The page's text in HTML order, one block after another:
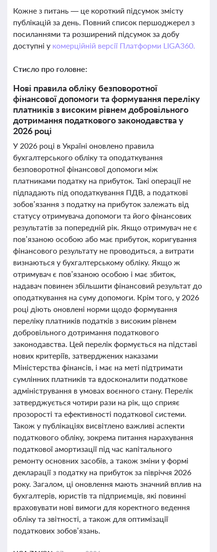
Кожне з питань — це короткий підсумок змісту
публікацій за день. Повний список першоджерел з
посиланнями та розширений підсумок за добу
доступні у комерційній версії Платформи LIGA360.
Стисло про головне:
Нові правила обліку безповоротної
фінансової допомоги та формування переліку
платників з високим рівнем добровільного
дотримання податкового законодавства у
2026 році
У 2026 році в Україні оновлено правила
бухгалтерського обліку та оподаткування
безповоротної фінансової допомоги між
платниками податку на прибуток. Такі операції не
підпадають під оподаткування ПДВ, а податкові
зобов’язання з податку на прибуток залежать від
статусу отримувача допомоги та його фінансових
результатів за попередній рік. Якщо отримувач не є
пов’язаною особою або має прибуток, коригування
фінансового результату не проводиться, а витрати
визнаються у бухгалтерському обліку. Якщо ж
отримувач є пов’язаною особою і має збиток,
надавач повинен збільшити фінансовий результат до
оподаткування на суму допомоги. Крім того, у 2026
році діють оновлені норми щодо формування
переліку платників податків з високим рівнем
добровільного дотримання податкового
законодавства. Цей перелік формується на підставі
нових критеріїв, затверджених наказами
Міністерства фінансів, і має на меті підтримати
сумлінних платників та вдосконалити податкове
адміністрування в умовах воєнного стану. Перелік
затверджується чотири рази на рік, що сприяє
прозорості та ефективності податкової системи.
Також у публікаціях висвітлено важливі аспекти
податкового обліку, зокрема питання нарахування
податкової амортизації під час капітального
ремонту основних засобів, а також зміни у формі
декларації з податку на прибуток за півріччя 2026
року. Загалом, ці оновлення мають значний вплив на
бухгалтерів, юристів та підприємців, які повинні
враховувати нові вимоги для коректного ведення
обліку та звітності, а також для оптимізації
податкових зобов’язань.